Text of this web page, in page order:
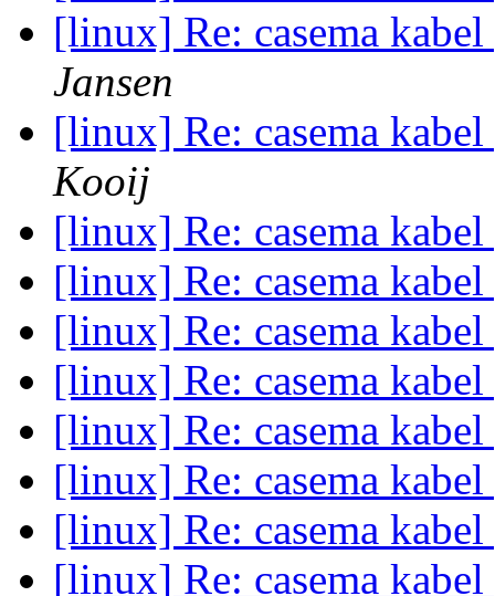
[linux] Re: casema
Jansen
[linux] Re: casema
Kooij
[linux] Re: casema
[linux] Re: casema
[linux] Re: casema
[linux] Re: casema
[linux] Re: casema
[linux] Re: casema
[linux] Re: casema
[linux] Re: casema